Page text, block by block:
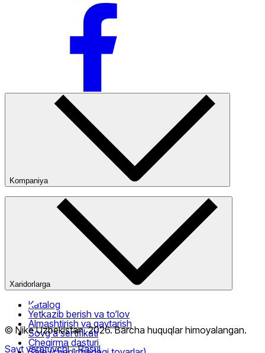
Kompaniya
Kompaniya haqida
Bizning do‘konlarimiz
Ommaviy oferta
Xaridorlarga
Katalog
Yetkazib berish va to‘lov
Almashtirish va qaytarish
Sovg‘a sertifikati
Chegirma dasturi
© Nike Uzbekistan,2026.Barcha huquqlar himoyalangan.
Sayt yaratuvchi- Rasul